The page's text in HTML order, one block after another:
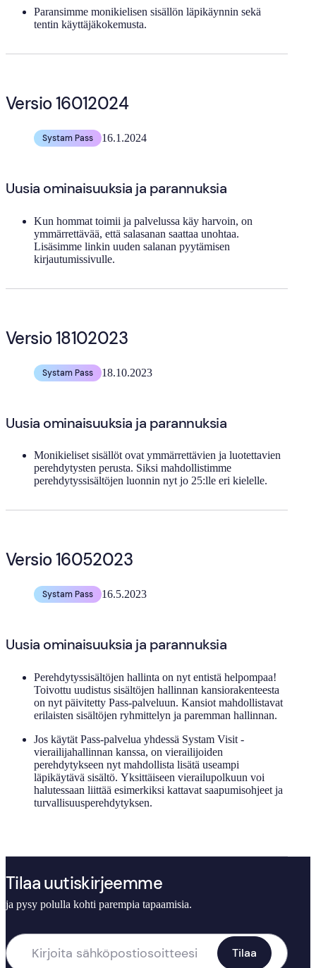
Paransimme monikielisen sisällön läpikäynnin sekä
tentin käyttäjäkokemusta.
Versio 16012024
Systam Pass 16.1.2024
Uusia ominaisuuksia ja parannuksia
Kun hommat toimii ja palvelussa käy harvoin, on
ymmärrettävää, että salasanan saattaa unohtaa.
Lisäsimme linkin uuden salanan pyytämisen
kirjautumissivulle.
Versio 18102023
Systam Pass 18.10.2023
Uusia ominaisuuksia ja parannuksia
Monikieliset sisällöt ovat ymmärrettävien ja luotettavien
perehdytysten perusta. Siksi mahdollistimme
perehdytyssisältöjen luonnin nyt jo 25:lle eri kielelle.
Versio 16052023
Systam Pass 16.5.2023
Uusia ominaisuuksia ja parannuksia
Perehdytyssisältöjen hallinta on nyt entistä helpompaa!
Toivottu uudistus sisältöjen hallinnan kansiorakenteesta
on nyt päivitetty Pass-palveluun. Kansiot mahdollistavat
erilaisten sisältöjen ryhmittelyn ja paremman hallinnan.
Jos käytät Pass-palvelua yhdessä Systam Visit -
vierailijahallinnan kanssa, on vierailijoiden
perehdytykseen nyt mahdollista lisätä useampi
läpikäytävä sisältö. Yksittäiseen vierailupolkuun voi
halutessaan liittää esimerkiksi kattavat saapumisohjeet ja
turvallisuusperehdytyksen.
Tilaa uutiskirjeemme
ja pysy polulla kohti parempia tapaamisia.